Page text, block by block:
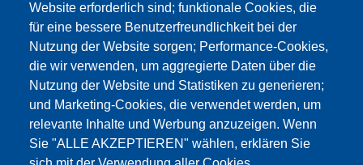
Website erforderlich sind; funktionale Cookies, die
für eine bessere Benutzerfreundlichkeit bei der
Nutzung der Website sorgen; Performance-Cookies,
die wir verwenden, um aggregierte Daten über die
Nutzung der Website und Statistiken zu generieren;
und Marketing-Cookies, die verwendet werden, um
relevante Inhalte und Werbung anzuzeigen. Wenn
Sie "ALLE AKZEPTIEREN" wählen, erklären Sie
Dieser Inhalt ist blockiert, da die Google Maps
Cookies nicht akzeptiert wurden.
NUR DIE GOOGLE MAPS COOKIES
AKZEPTIEREN.